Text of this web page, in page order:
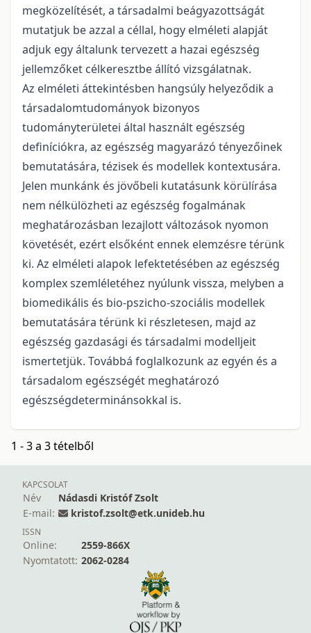
megközelítését, a társadalmi beágyazottságát
mutatjuk be azzal a céllal, hogy elméleti alapját
adjuk egy általunk tervezett a hazai egészség
jellemzőket célkeresztbe állító vizsgálatnak.
Az elméleti áttekintésben hangsúly helyeződik a
társadalomtudományok bizonyos
tudományterületei által használt egészség
definíciókra, az egészség magyarázó tényezőinek
bemutatására, tézisek és modellek kontextusára.
Jelen munkánk és jövőbeli kutatásunk körülírása
nem nélkülözheti az egészség fogalmának
meghatározásban lezajlott változások nyomon
követését, ezért elsőként ennek elemzésre térünk
ki. Az elméleti alapok lefektetésében az egészség
komplex szemléletéhez nyúlunk vissza, melyben a
biomedikális és bio-pszicho-szociális modellek
bemutatására térünk ki részletesen, majd az
egészség gazdasági és társadalmi modelljeit
ismertetjük. Továbbá foglalkozunk az egyén és a
társadalom egészségét meghatározó
egészségdeterminánsokkal is.
1 - 3 a 3 tételből
KAPCSOLAT
Név
Nádasdi Kristóf Zsolt
E-mail:
kristof.zsolt@etk.unideb.hu
ISSN
Online:
2559-866X
Nyomtatott: 2062-0284